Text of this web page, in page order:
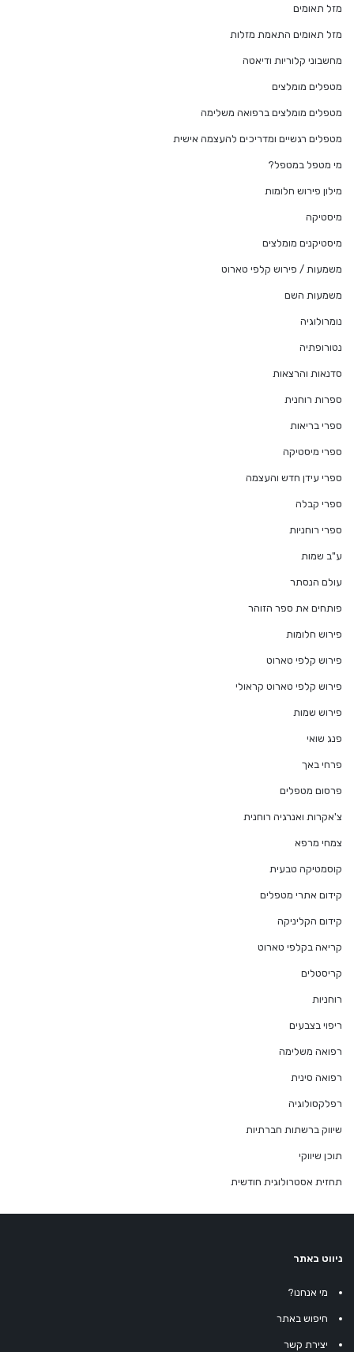
מזל תאומים
מזל תאומים התאמת מזלות
מחשבוני קלוריות ודיאטה
מטפלים מומלצים
מטפלים מומלצים ברפואה משלימה
מטפלים רגשיים ומדריכים להעצמה אישית
מי מטפל במטפל?
מילון פירוש חלומות
מיסטיקה
מיסטיקנים מומלצים
משמעות / פירוש קלפי טארוט
משמעות השם
נומרולוגיה
נטורופתיה
סדנאות והרצאות
ספרות רוחנית
ספרי בריאות
ספרי מיסטיקה
ספרי עידן חדש והעצמה
ספרי קבלה
ספרי רוחניות
ע"ב שמות
עולם הנסתר
פותחים את ספר הזוהר
פירוש חלומות
פירוש קלפי טארוט
פירוש קלפי טארוט קראולי
פירוש שמות
פנג שואי
פרחי באך
פרסום מטפלים
צ'אקרות ואנרגיה רוחנית
צמחי מרפא
קוסמטיקה טבעית
קידום אתרי מטפלים
קידום הקליניקה
קריאה בקלפי טארוט
קריסטלים
רוחניות
ריפוי בצבעים
רפואה משלימה
רפואה סינית
רפלקסולוגיה
שיווק ברשתות חברתיות
תוכן שיווקי
תחזית אסטרולוגית חודשית
ניווט באתר
מי אנחנו?
חיפוש באתר
יצירת קשר